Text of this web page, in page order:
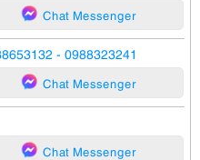
Chat Messenger
- 0988323241
Chat Messenger
Chat Messenger